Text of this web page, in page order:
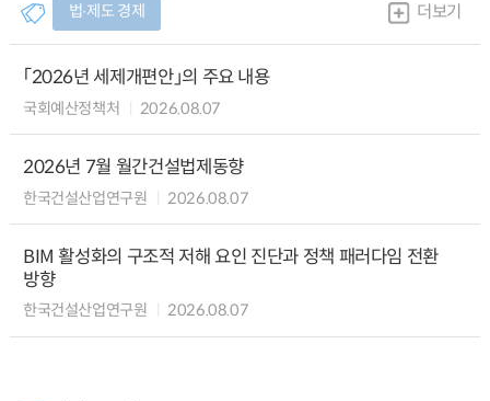
법∙제도 경제 더보기
「2026년 세제개편안」의 주요 내용
국회예산정책처 2026.08.07
2026년 7월 월간건설법제동향
한국건설산업연구원 2026.08.07
BIM 활성화의 구조적 저해 요인 진단과 정책 패러다임 전환
방향
한국건설산업연구원 2026.08.07